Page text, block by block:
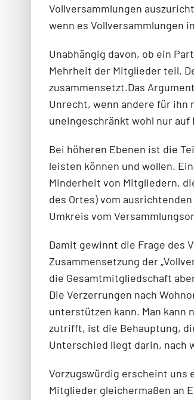
Vollversammlungen
wenn es Vollversammlungen
Unabhängig davon, ob ein
Mehrheit der Mitglieder teil.
zusammensetzt.Das
Unrecht, wenn andere für
uneingeschränkt wohl nur
Bei höheren Ebenen ist die
leisten können und wollen.
Minderheit von Mitgliedern,
des Ortes) vom
Umkreis vom
Damit gewinnt die Frage des
Zusammensetzung der
die Gesamtmitgliedschaft
Die Verzerrungen nach
unterstützen kann. Man kann
zutrifft, ist die Behauptung,
Unterschied liegt darin, nach
Vorzugswürdig erscheint uns
Mitglieder gleichermaßen an